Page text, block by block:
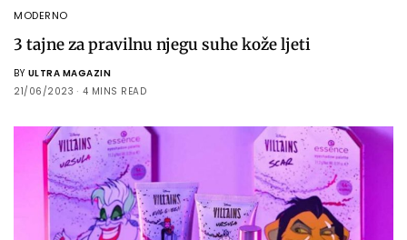
MODERNO
3 tajne za pravilnu njegu suhe kože ljeti
BY ULTRA MAGAZIN
21/06/2023
4 MINS READ